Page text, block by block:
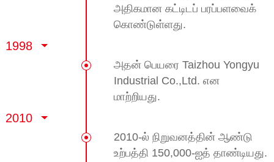
அதிகமான கட்டிடப் பரப்பளவைக்
கொண்டுள்ளது.
1998
அதன் பெயரை Taizhou Yongyu
Industrial Co.,Ltd. என
மாற்றியது.
2010
2010-ல் நிறுவனத்தின் ஆண்டு
உற்பத்தி 150,000-ஐத் தாண்டியது.